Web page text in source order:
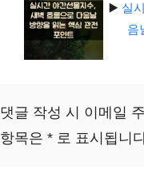
▶️ 실
음
댓글 작성 시 이메일
항목은 * 로 표시됩니